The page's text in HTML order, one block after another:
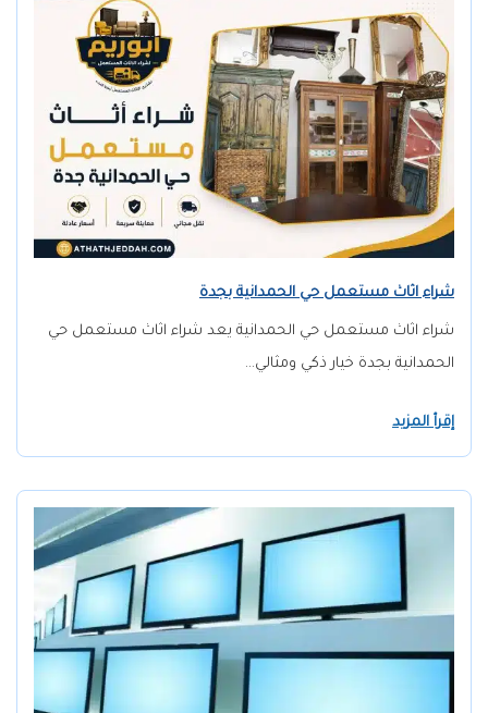
شراء اثاث مستعمل حي الحمدانية بجدة
شراء اثاث مستعمل حي الحمدانية يعد شراء اثاث مستعمل حي
الحمدانية بجدة خيار ذكي ومثالي…
إقرأ المزيد